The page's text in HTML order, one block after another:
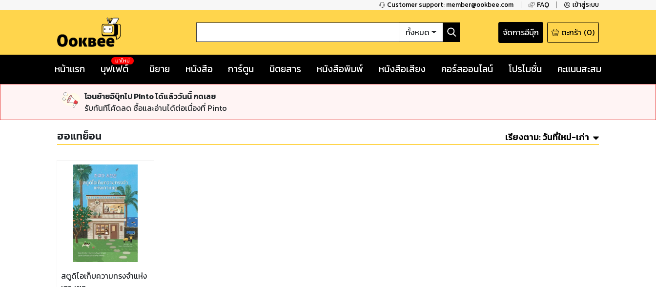
Customer support: member@ookbee.com FAQ เข้าสู่ระบบ
ทั้งหมด จัดการอีบุ๊ก ตะกร้า (0)
หน้าแรก บุฟเฟต์
มาใหม่
นิยาย หนังสือ การ์ตูน นิตยสาร หนังสือพิมพ์ หนังสือเสียง คอร์สออนไลน์ โปรโมชั่น คะแนนสะสม
โอนย้ายอีบุ๊กไป Pinto ได้แล้ววันนี้ กดเลย
รับทันทีโค้ดลด ซื้อและอ่านได้ต่อเนื่องที่ Pinto
ฮอแทย็อน เรียงตาม:วันที่ใหม่-เก่า
สตูดิโอเก็บความทรงจำแห่ง